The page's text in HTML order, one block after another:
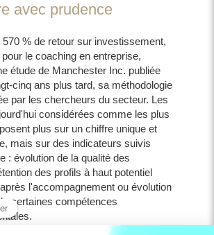
avec prudence
570 % de retour sur investissement,
le coaching en entreprise,
étude de Manchester Inc. publiée
cinq ans plus tard, sa méthodologie
par les chercheurs du secteur. Les
considérées comme les plus
plus sur un chiffre unique et
mais sur des indicateurs suivis
: évolution de la qualité des
des profils à haut potentiel
l'accompagnement ou évolution
certaines compétences